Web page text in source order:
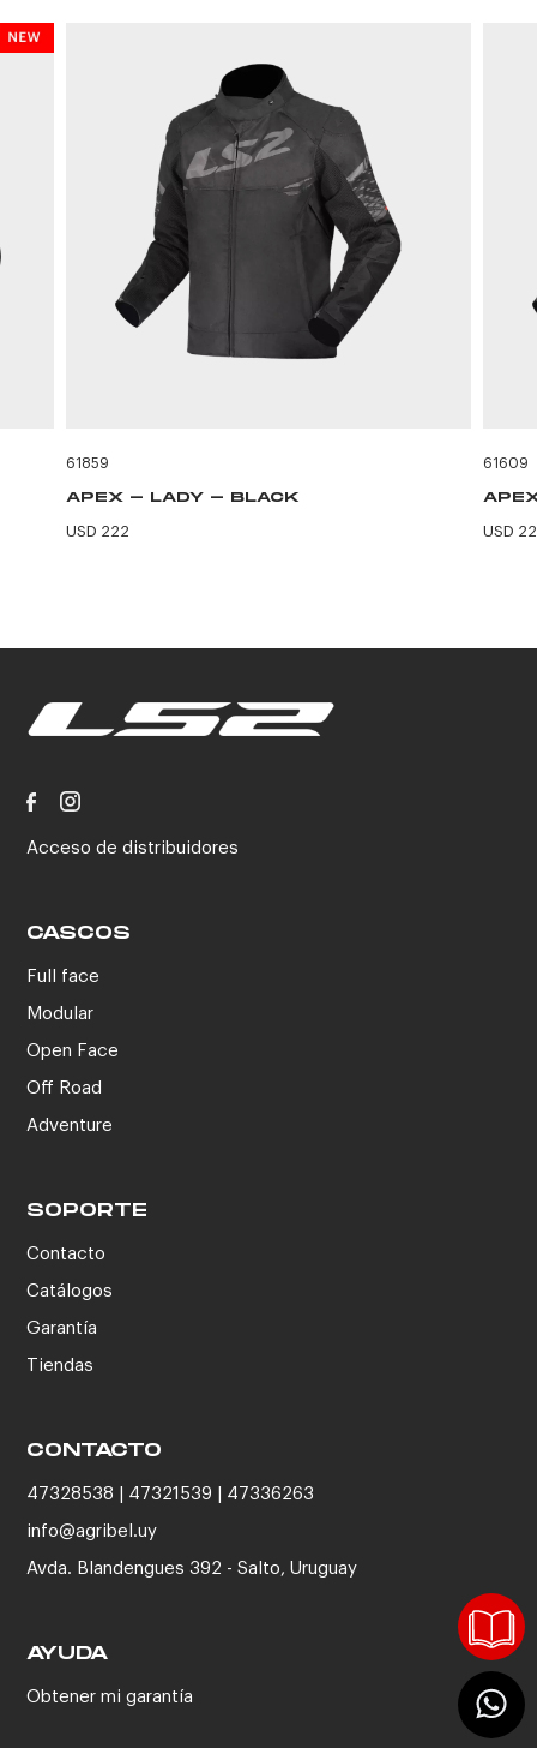
61859
APEX - LADY - BLACK
USD 222
61609
USD
Acceso de distribuidores
CASCOS
Full face
Modular
Open Face
Off Road
Adventure
SOPORTE
Contacto
Catálogos
Garantía
Tiendas
CONTACTO
47328538 | 47321539 | 47336263
info@agribel.uy
Avda. Blandengues 392 - Salto, Uruguay
AYUDA
Obtener mi garantía